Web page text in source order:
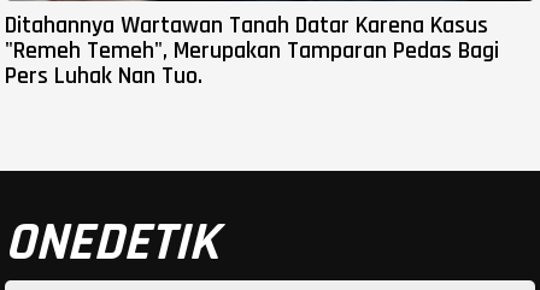
Ditahannya Wartawan Tanah Datar Karena Kasus
"Remeh Temeh", Merupakan Tamparan Pedas Bagi
Pers Luhak Nan Tuo.
ONEDETIK